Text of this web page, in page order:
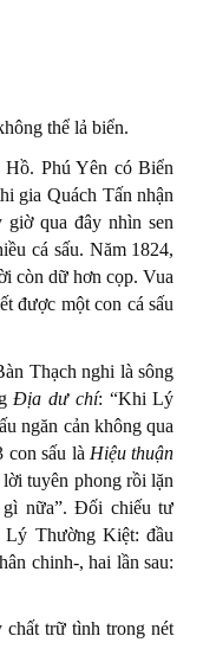
thể lả biển.
Phú Yên có Biển
gia Quách Tấn nhận
giờ qua đây nhìn sen
cá sấu. Năm 1824,
còn dữ hơn cọp. Vua
được một con cá sấu
Thạch nghi là sông
Địa dư chí: “Khi Lý
ngăn cản không qua
con sấu là Hiệu thuận
tuyên phong rồi lặn
nữa”. Đối chiếu tư
Lý Thường Kiệt: đầu
chinh-, hai lần sau:
trữ tình trong nét